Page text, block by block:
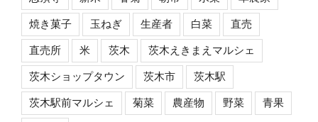
焼き菓子 玉ねぎ 生産者 白菜 直売
直売所 米 茨木 茨木えきまえマルシェ
茨木ショップタウン 茨木市 茨木駅
茨木駅前マルシェ 菊菜 農産物 野菜 青果